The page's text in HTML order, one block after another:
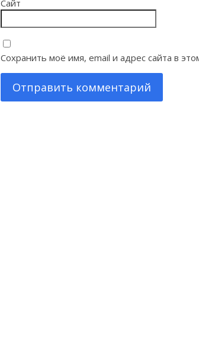
Сайт
Сохранить моё имя, email и адрес сайта в